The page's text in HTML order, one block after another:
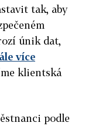
tak, aby
únik dat,
více
klientská
podle